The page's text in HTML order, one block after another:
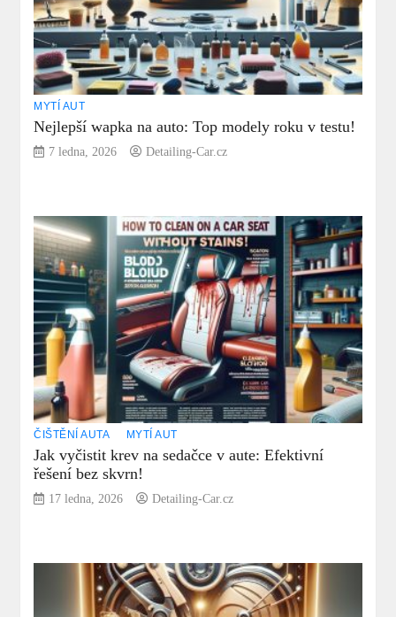
MYTÍ AUT
Nejlepší wapka na auto: Top modely roku v testu!
7 ledna, 2026 Detailing-Car.cz
ČIŠTĚNÍ AUTA MYTÍ AUT
Jak vyčistit krev na sedačce v aute: Efektivní
řešení bez skvrn!
17 ledna, 2026 Detailing-Car.cz